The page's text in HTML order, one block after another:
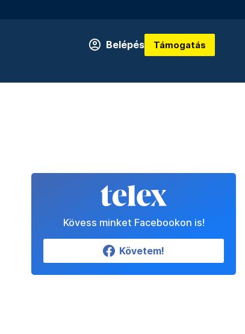
Belépés Támogatás
Kövess minket Facebookon is!
Követem!